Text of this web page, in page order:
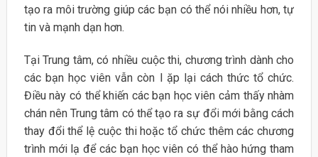
tạo ra môi trường giúp các bạn có thể nói nhiều hơn, tự
tin và mạnh dạn hơn.
Tại Trung tâm, có nhiều cuộc thi, chương trình dành cho
các bạn học viên vẫn còn l ặp lại cách thức tổ chức.
Điều này có thể khiến các bạn học viên cảm thấy nhàm
chán nên Trung tâm có thể tạo ra sự đổi mới bằng cách
thay đổi thể lệ cuộc thi hoặc tổ chức thêm các chương
trình mới lạ để các bạn học viên có thể hào hứng tham